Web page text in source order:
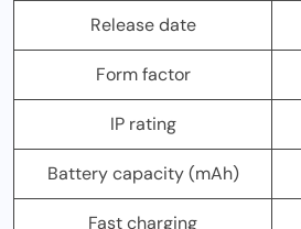
Release date
Form factor
IP rating
Battery capacity (mAh)
Fast charging